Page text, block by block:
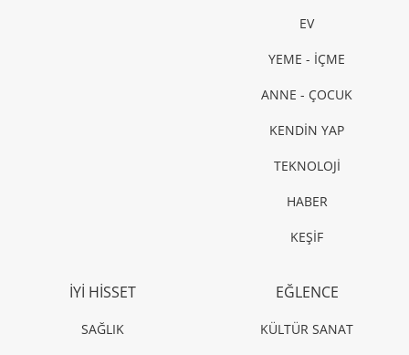
EV
YEME - İÇME
ANNE - ÇOCUK
KENDİN YAP
TEKNOLOJİ
HABER
KEŞİF
İYİ HİSSET
SAĞLIK
EĞLENCE
KÜLTÜR SANAT